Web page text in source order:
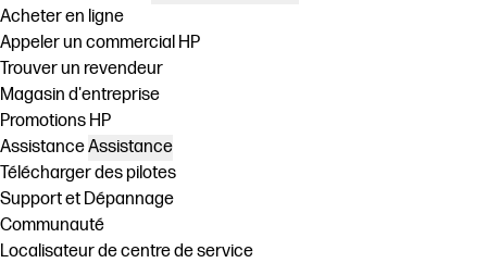
Acheter en ligne
Appeler un commercial HP
Trouver un revendeur
Magasin d'entreprise
Promotions HP
AssistanceAssistance
Télécharger des pilotes
Support et Dépannage
Communauté
Localisateur de centre de service